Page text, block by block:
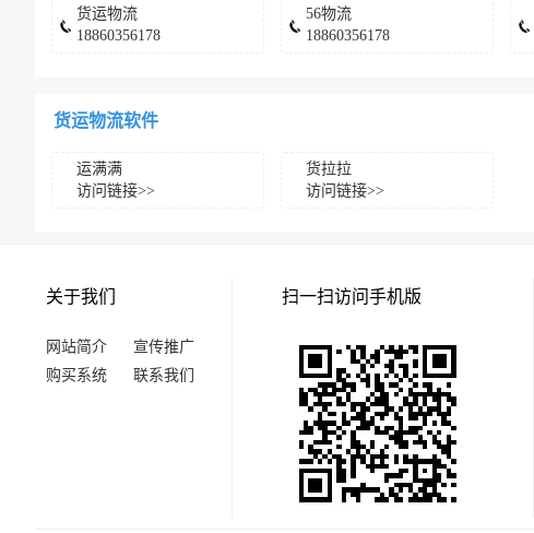
货运物流
18860356178
56物流
18860356178
货运物流软件
运满满
访问链接>>
货拉拉
访问链接>>
关于我们
网站简介
宣传推广
购买系统
联系我们
扫一扫访问手机版